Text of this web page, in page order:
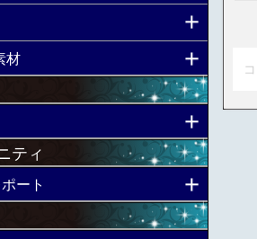
材
ティ
ート